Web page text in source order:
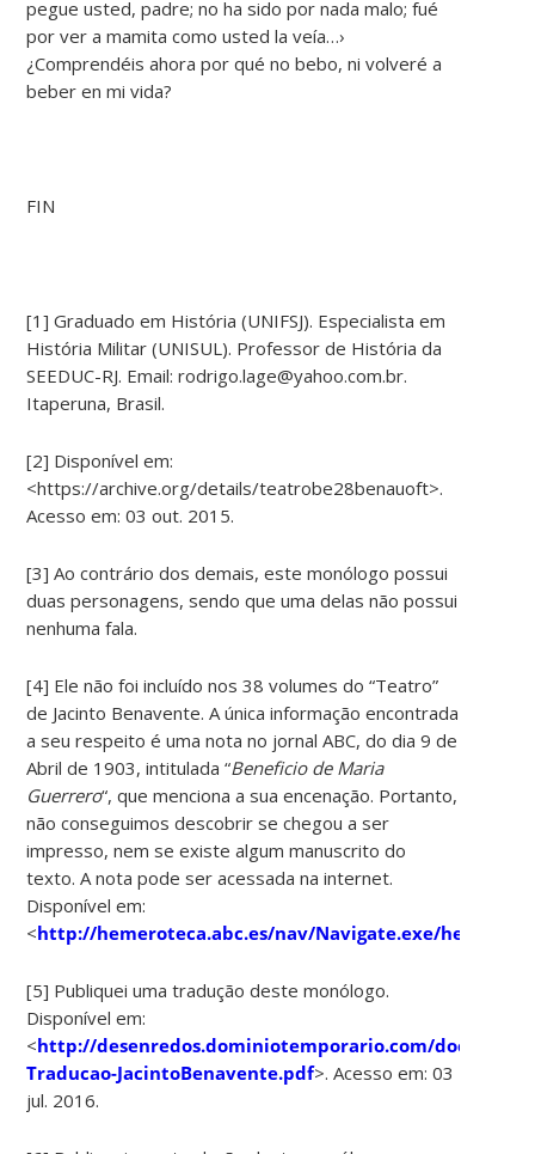
pegue usted, padre; no ha sido por nada malo; fué
por ver a mamita como usted la veía…›
¿Comprendéis ahora por qué no bebo, ni volveré a
beber en mi vida?
FIN
[1] Graduado em História (UNIFSJ). Especialista em
História Militar (UNISUL). Professor de História da
SEEDUC-RJ. Email: rodrigo.lage@yahoo.com.br.
Itaperuna, Brasil.
[2] Disponível em:
<https://archive.org/details/teatrobe28benauoft>.
Acesso em: 03 out. 2015.
[3] Ao contrário dos demais, este monólogo possui
duas personagens, sendo que uma delas não possui
nenhuma fala.
[4] Ele não foi incluído nos 38 volumes do “Teatro”
de Jacinto Benavente. A única informação encontrada
a seu respeito é uma nota no jornal ABC, do dia 9 de
Abril de 1903, intitulada “Beneficio de Maria
Guerrero“, que menciona a sua encenação. Portanto,
não conseguimos descobrir se chegou a ser
impresso, nem se existe algum manuscrito do
texto. A nota pode ser acessada na internet.
Disponível em:
<http://hemeroteca.abc.es/nav/Navigate.exe/
[5] Publiquei uma tradução deste monólogo.
Disponível em:
<http://desenredos.dominiotemporario.com/doc/24-
Traducao-JacintoBenavente.pdf>. Acesso em: 03
jul. 2016.